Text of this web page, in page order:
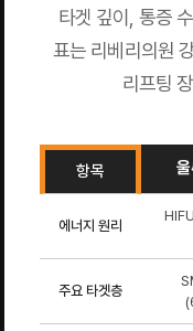
타겟 깊이, 통증
표는 리베리의원
리프팅
항목
에너지 원리
주요 타겟층